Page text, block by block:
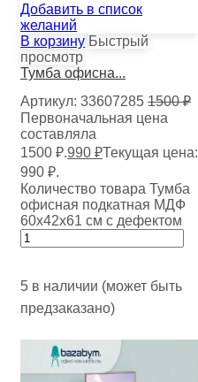
Добавить в список
желаний
В корзину Быстрый
просмотр
Тумба офисна...
Артикул: 33607285 1500₽
Первоначальная цена
составляла
1500 ₽.990 ₽Текущая цена:
990 ₽.
Количество товара Тумба
офисная подкатная МДФ
60х42х61 см с дефектом
5 в наличии (может быть
предзаказано)